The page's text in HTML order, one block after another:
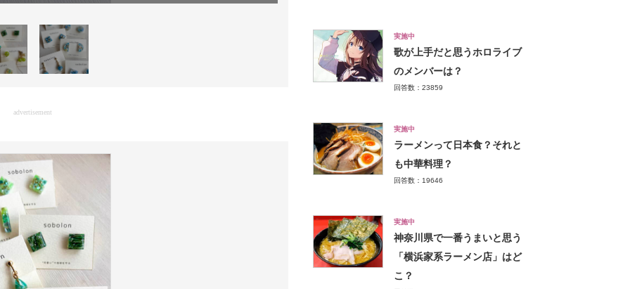
advertisement
実施中
歌が上手だと思うホロライブ
のメンバーは？
回答数：23859
実施中
ラーメンって日本食？それと
も中華料理？
回答数：19646
実施中
神奈川県で一番うまいと思う
「横浜家系ラーメン店」はど
こ？